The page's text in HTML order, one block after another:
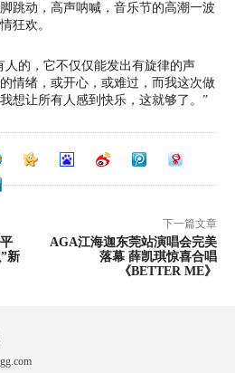
跳动，高声呐喊，音乐节的高潮一波
狂欢。
人的，它不仅仅能发出有旋律的声
情绪，或开心，或难过，而我这次做
想让所有人感到快乐，这就够了。”
新
下一篇文章
AGA江海迦东莞站演唱会完美
落幕 薛凯琪惊喜合唱
《BETTER ME》